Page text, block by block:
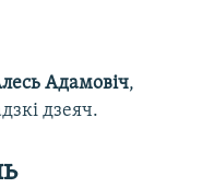
Адамовіч,
дзеяч.